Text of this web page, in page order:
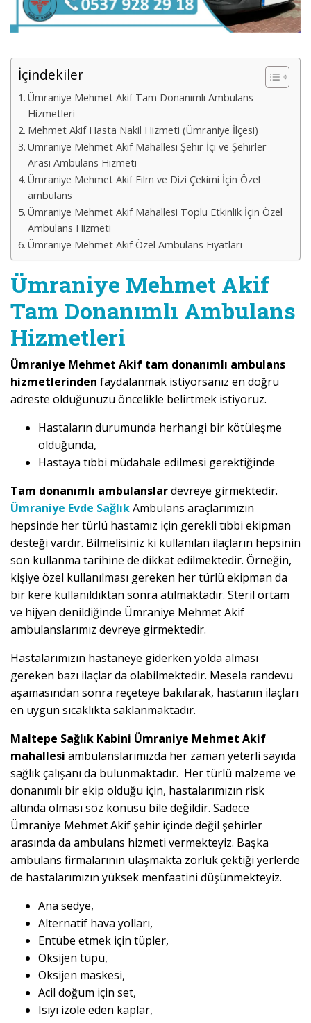
İçindekiler
Ümraniye Mehmet Akif Tam Donanımlı Ambulans
Hizmetleri
Mehmet Akif Hasta Nakil Hizmeti (Ümraniye İlçesi)
Ümraniye Mehmet Akif Mahallesi Şehir İçi ve Şehirler
Arası Ambulans Hizmeti
Ümraniye Mehmet Akif Film ve Dizi Çekimi İçin Özel
ambulans
Ümraniye Mehmet Akif Mahallesi Toplu Etkinlik İçin Özel
Ambulans Hizmeti
Ümraniye Mehmet Akif Özel Ambulans Fiyatları
Ümraniye Mehmet Akif
Tam Donanımlı Ambulans
Hizmetleri
Ümraniye Mehmet Akif tam donanımlı ambulans
hizmetlerinden faydalanmak istiyorsanız en doğru
adreste olduğunuzu öncelikle belirtmek istiyoruz.
Hastaların durumunda herhangi bir kötüleşme
olduğunda,
Hastaya tıbbi müdahale edilmesi gerektiğinde
Tam donanımlı ambulanslardevreye girmektedir.
Ümraniye Evde SağlıkAmbulans araçlarımızın
hepsinde her türlü hastamız için gerekli tıbbi ekipman
desteği vardır. Bilmelisiniz ki kullanılan ilaçların hepsinin
son kullanma tarihine de dikkat edilmektedir. Örneğin,
kişiye özel kullanılması gereken her türlü ekipman da
bir kere kullanıldıktan sonra atılmaktadır. Steril ortam
ve hijyen denildiğinde Ümraniye Mehmet Akif
ambulanslarımız devreye girmektedir.
Hastalarımızın hastaneye giderken yolda alması
gereken bazı ilaçlar da olabilmektedir. Mesela randevu
aşamasından sonra reçeteye bakılarak, hastanın ilaçları
en uygun sıcaklıkta saklanmaktadır.
Maltepe Sağlık Kabini Ümraniye Mehmet Akif
mahallesi ambulanslarımızda her zaman yeterli sayıda
sağlık çalışanı da bulunmaktadır. Her türlü malzeme ve
donanımlı bir ekip olduğu için, hastalarımızın risk
altında olması söz konusu bile değildir. Sadece
Ümraniye Mehmet Akif şehir içinde değil şehirler
arasında da ambulans hizmeti vermekteyiz. Başka
ambulans firmalarının ulaşmakta zorluk çektiği yerlerde
de hastalarımızın yüksek menfaatini düşünmekteyiz.
Ana sedye,
Alternatif hava yolları,
Entübe etmek için tüpler,
Oksijen tüpü,
Oksijen maskesi,
Acil doğum için set,
Isıyı izole eden kaplar,